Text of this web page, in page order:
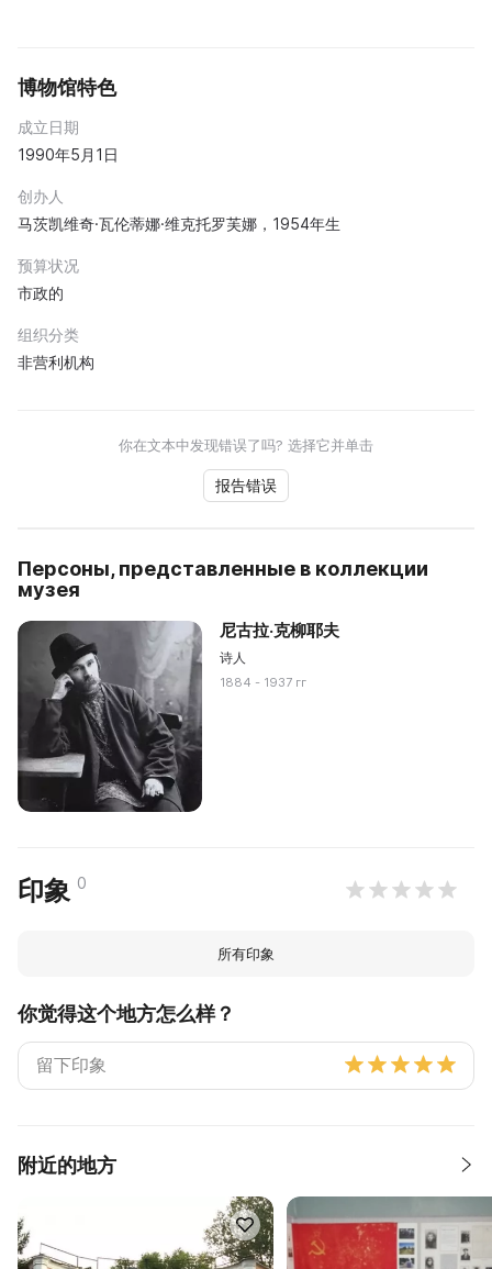
博物馆特色
成立日期
1990年5月1日
创办人
马茨凯维奇·瓦伦蒂娜·维克托罗芙娜，1954年生
预算状况
市政的
组织分类
非营利机构
你在文本中发现错误了吗? 选择它并单击
报告错误
Персоны, представленные в коллекции
музея
尼古拉·克柳耶夫
诗人
1884 - 1937 гг
印象 0
所有印象
你觉得这个地方怎么样？
附近的地方